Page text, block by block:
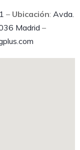
– Ubicación: Avda.
Madrid –